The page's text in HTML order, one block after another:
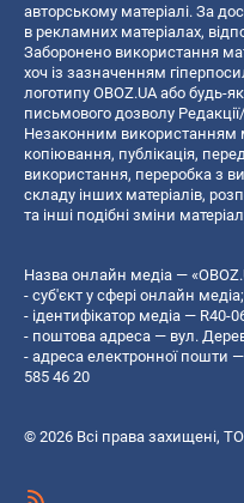
авторському матеріалі. За
в рекламних матеріалах,
Заборонено використання
хоч із зазначенням
логотипу OBOZ.UA або будь-
письмового дозволу
Незаконним використанням
копiювання, публiкацiя,
використання, переробка з
складу інших матеріалів,
та інші подібні зміни
Назва онлайн медіа —
- суб'єкт у сфері онлайн медіа;
- ідентифікатор медіа — R40-
- поштова адреса — вул.
- адреса електронної пошти —
585 46 20
© 2026 Всі права захищені,